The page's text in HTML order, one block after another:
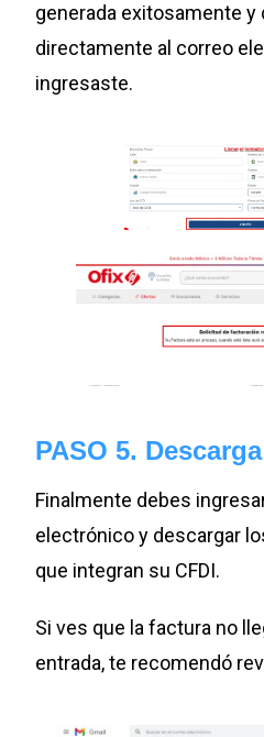
generada exitosamente y
directamente al correo
ingresaste.
PASO 5.
Finalmente debes
electrónico y descargar
que integran su CFDI.
Si ves que la factura no
entrada, te recomendó